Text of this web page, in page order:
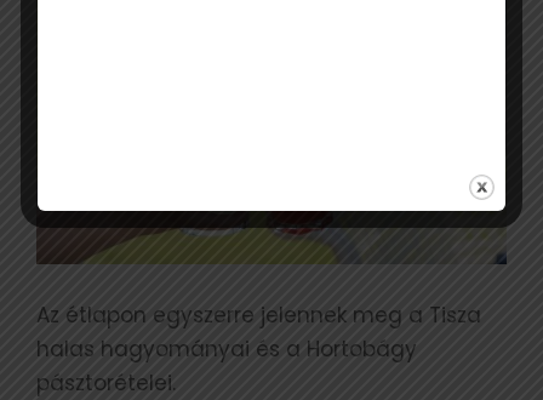
Az étlapon egyszerre jelennek meg a Tisza
halas hagyományai és a Hortobágy
pásztorételei.